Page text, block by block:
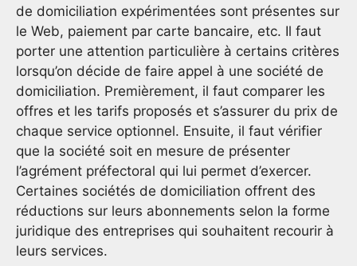
de domiciliation expérimentées sont présentes sur
le Web, paiement par carte bancaire, etc. Il faut
porter une attention particulière à certains critères
lorsqu’on décide de faire appel à une société de
domiciliation. Premièrement, il faut comparer les
offres et les tarifs proposés et s’assurer du prix de
chaque service optionnel. Ensuite, il faut vérifier
que la société soit en mesure de présenter
l’agrément préfectoral qui lui permet d’exercer.
Certaines sociétés de domiciliation offrent des
réductions sur leurs abonnements selon la forme
juridique des entreprises qui souhaitent recourir à
leurs services.